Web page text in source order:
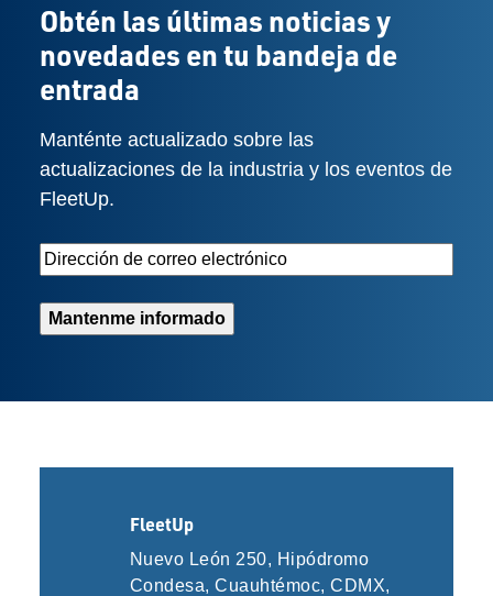
Obtén las últimas noticias y
novedades en tu bandeja de
entrada
Manténte actualizado sobre las
actualizaciones de la industria y los eventos de
FleetUp.
Email
Address
FleetUp
Nuevo León 250, Hipódromo
Condesa, Cuauhtémoc, CDMX,